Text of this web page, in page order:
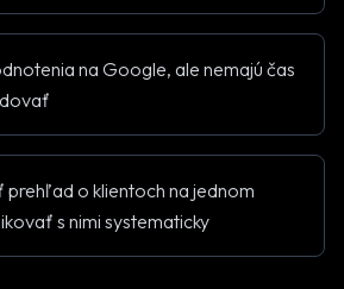
na Google, ale nemajú čas
o klientoch na jednom
s nimi systematicky